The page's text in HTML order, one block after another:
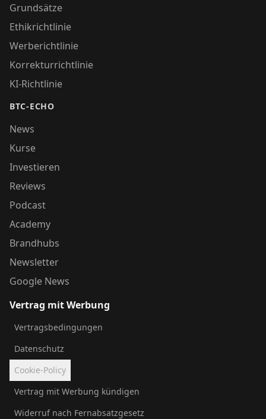
Grundsätze
Ethikrichtlinie
Werberichtlinie
Korrekturrichtlinie
KI-Richtlinie
BTC-ECHO
News
Kurse
Investieren
Reviews
Podcast
Academy
Brandhubs
Newsletter
Google News
Vertrag mit Werbung
Vertragsbedingungen
Datenschutz
Cookie-Policy
Vertrag mit Werbung kündigen
Widerruf nach Fernabsatzgesetz